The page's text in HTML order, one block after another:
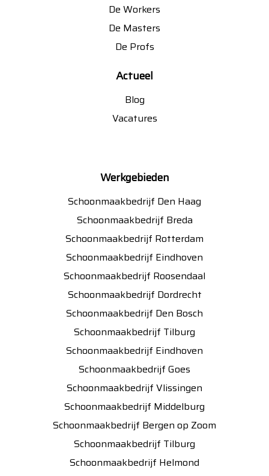
De Workers
De Masters
De Profs
Actueel
Blog
Vacatures
Werkgebieden
Schoonmaakbedrijf Den Haag
Schoonmaakbedrijf Breda
Schoonmaakbedrijf Rotterdam
Schoonmaakbedrijf Eindhoven
Schoonmaakbedrijf Roosendaal
Schoonmaakbedrijf Dordrecht
Schoonmaakbedrijf Den Bosch
Schoonmaakbedrijf Tilburg
Schoonmaakbedrijf Eindhoven
Schoonmaakbedrijf Goes
Schoonmaakbedrijf Vlissingen
Schoonmaakbedrijf Middelburg
Schoonmaakbedrijf Bergen op Zoom
Schoonmaakbedrijf Tilburg
Schoonmaakbedrijf Helmond